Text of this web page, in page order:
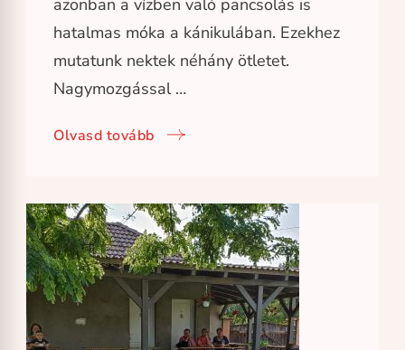
azonban a vízben való pancsolás is
hatalmas móka a kánikulában. Ezekhez
mutatunk nektek néhány ötletet.
Nagymozgással …
Olvasd tovább